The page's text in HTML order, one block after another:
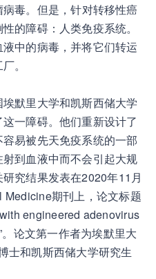
病毒。但是，针对转移性癌
的障碍：人类免疫系统。
中的病毒，并将它们转运
。
默里大学和凯斯西储大学
一障碍。他们重新设计了
易被先天免疫系统的一部
到血液中而不会引起大规
究结果发表在2020年11月
期刊上，论文标题
engineered adenovirus
论文第一作者为埃默里大
士和凯斯西储大学研究生